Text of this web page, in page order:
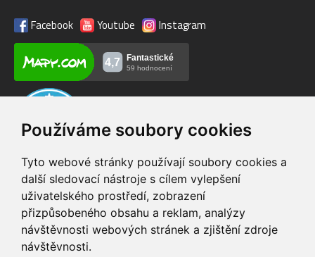
Používáme soubory cookies
Tyto webové stránky používají soubory cookies a
další sledovací nástroje s cílem vylepšení
uživatelského prostředí, zobrazení
přizpůsobeného obsahu a reklam, analýzy
návštěvnosti webových stránek a zjištění zdroje
návštěvnosti.
Facebook Youtube Instagram
VIP servis
na zakoupená
elektrokola
Testovací trať
možnost vyzkoušet si
elektrokola
Doprava ZDARMA